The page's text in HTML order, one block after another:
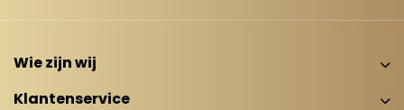
Wie zijn wij
Klantenservice